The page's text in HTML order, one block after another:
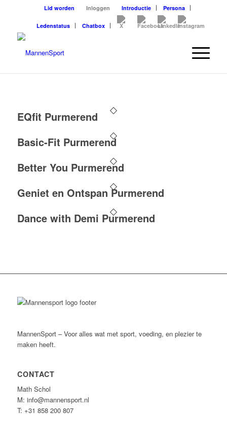
Lid worden Inloggen Introductie Persona
Ledenstatus Chatbox
EQfit Purmerend
Basic-Fit Purmerend
Better You Purmerend
Geniet en Ontspan Purmerend
Dance with Demi Purmerend
MannenSport – Voor alles wat met sport, voeding, en plezier te
maken heeft.
CONTACT
Math Schol
M: info@mannensport.nl
T: +31 858 200 807